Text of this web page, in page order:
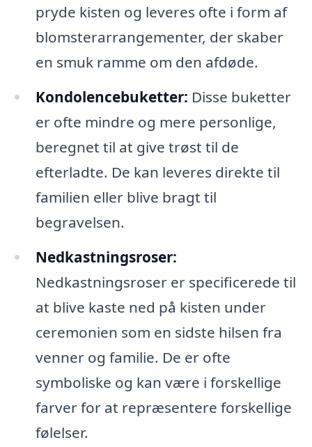
pryde kisten og leveres ofte i form af
blomsterarrangementer, der skaber
en smuk ramme om den afdøde.
Kondolencebuketter: Disse buketter
er ofte mindre og mere personlige,
beregnet til at give trøst til de
efterladte. De kan leveres direkte til
familien eller blive bragt til
begravelsen.
Nedkastningsroser:
Nedkastningsroser er specificerede til
at blive kaste ned på kisten under
ceremonien som en sidste hilsen fra
venner og familie. De er ofte
symboliske og kan være i forskellige
farver for at repræsentere forskellige
følelser.